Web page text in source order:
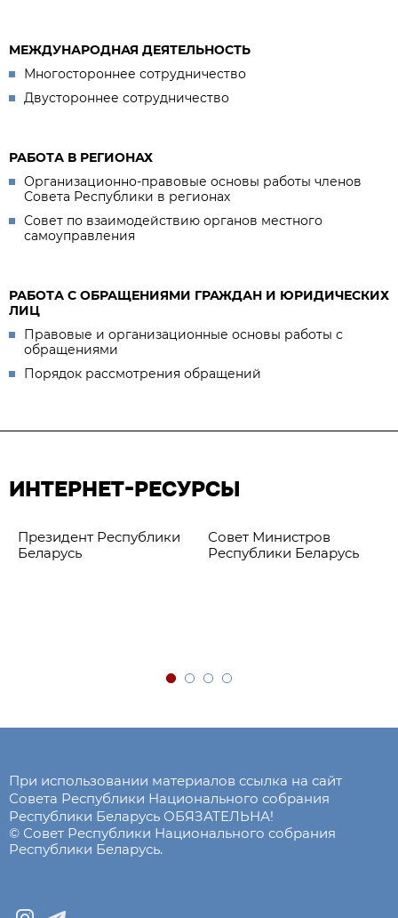
МЕЖДУНАРОДНАЯ ДЕЯТЕЛЬНОСТЬ
Многостороннее сотрудничество
Двустороннее сотрудничество
РАБОТА В РЕГИОНАХ
Организационно-правовые основы работы членов
Совета Республики в регионах
Совет по взаимодействию органов местного
самоуправления
РАБОТА С ОБРАЩЕНИЯМИ ГРАЖДАН И ЮРИДИЧЕСКИХ
ЛИЦ
Правовые и организационные основы работы с
обращениями
Порядок рассмотрения обращений
ИНТЕРНЕТ-РЕСУРСЫ
Президент Республики
Беларусь
Совет Министров
Республики Беларусь
При использовании материалов ссылка на сайт
Совета Республики Национального собрания
Республики Беларусь ОБЯЗАТЕЛЬНА!
© Совет Республики Национального собрания
Республики Беларусь.